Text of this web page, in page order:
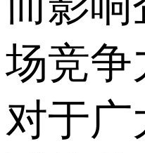
场竞争
对于广